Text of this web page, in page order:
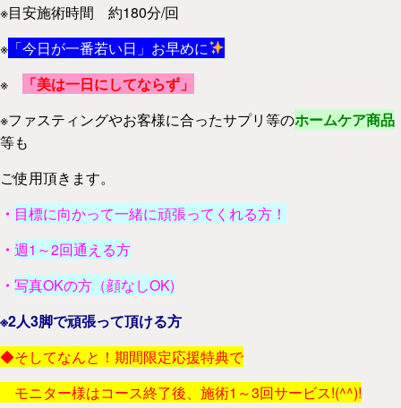
※目安施術時間 約180分/回
※ 「今日が一番若い日」お早めに
※
「美は一日にしてならず」
※ファスティングやお客様に合ったサプリ等のホームケア商品
等も
ご使用頂きます。
・ 目標に向かって一緒に頑張ってくれる方！
・ 週1～2回通える方
・ 写真OKの方（顔なしOK)
※2人3脚で頑張って頂ける方
◆そしてなんと！期間限定応援特典で
モニター様はコース終了後、施術1～3回サービス!(^^)!